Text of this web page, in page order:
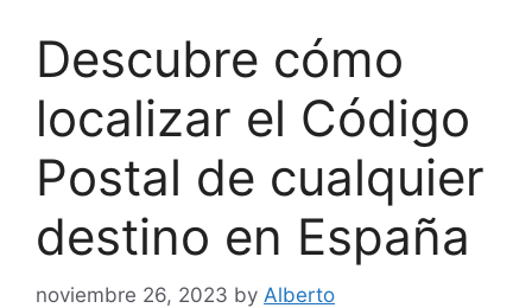
Descubre cómo
localizar el Código
Postal de cualquier
destino en España
noviembre 26, 2023 by Alberto